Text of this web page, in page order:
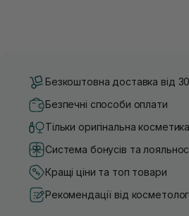
Безкоштовна доставка від
Безпечні способи оплати
Тільки оригінальна косметика
Система бонусів та
Кращі ціни та топ товари
Рекомендації від